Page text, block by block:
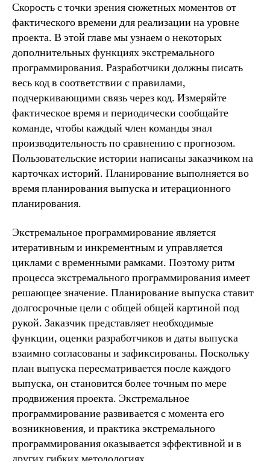
Скорость с точки зрения сюжетных моментов от
фактического времени для реализации на уровне
проекта. В этой главе мы узнаем о некоторых
дополнительных функциях экстремального
программирования. Разработчики должны писать
весь код в соответствии с правилами,
подчеркивающими связь через код. Измеряйте
фактическое время и периодически сообщайте
команде, чтобы каждый член команды знал
производительность по сравнению с прогнозом.
Пользовательские истории написаны заказчиком на
карточках историй. Планирование выполняется во
время планирования выпуска и итерационного
планирования.
Экстремальное программирование является
итеративным и инкрементным и управляется
циклами с временными рамками. Поэтому ритм
процесса экстремального программирования имеет
решающее значение. Планирование выпуска ставит
долгосрочные цели с общей общей картиной под
рукой. Заказчик представляет необходимые
функции, оценки разработчиков и даты выпуска
взаимно согласованы и зафиксированы. Поскольку
план выпуска пересматривается после каждого
выпуска, он становится более точным по мере
продвижения проекта. Экстремальное
программирование развивается с момента его
возникновения, и практика экстремального
программирования оказывается эффективной и в